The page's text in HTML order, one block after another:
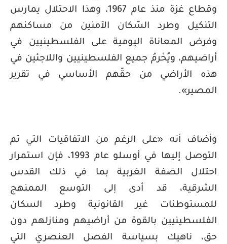
وقطاع غزة منذ عام 1967، وهذا الاحتلال يمارس
التنكيل وطرد السّكان الآمنين من مساكنهم
وفرض المعاناة اليومية على الفلسطينيين في
أراضيهم، ويُحْرمُ جميع الفلسطينيين واللاجئين في
هذه الأراضي من حقّهم الأساسي في تقرير
المصير».
وأضاف أنه «على الرغم من الاتفاقيات التي تم
التوصل إليها في أوسلو عام 1993، فإن استمرار
احتلال الضفة الغربية بما في ذلك القدس
الشرقية، قد أدى إلى التوسع الممنهج
للمستوطنات غير القانونية وطرد السكان
الفلسطينيين بالقوة من أراضيهم ومنازلهم دون
حق، ناهيك بسياسة الفصل العنصري التي